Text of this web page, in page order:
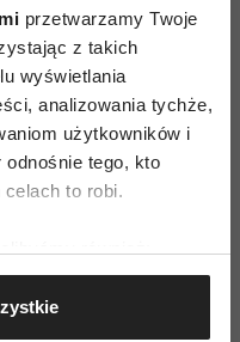
przetwarzamy Twoje
z takich
wyświetlania
analizowania tychże,
użytkowników i
tego, kto
to robi.
Twojej lokalizacji
nawet do kilku metrów